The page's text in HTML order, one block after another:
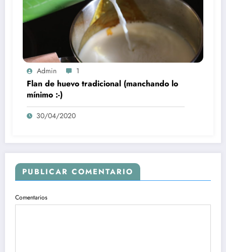
Admin 1
Flan de huevo tradicional (manchando lo
mínimo :-)
30/04/2020
PUBLICAR COMENTARIO
Comentarios